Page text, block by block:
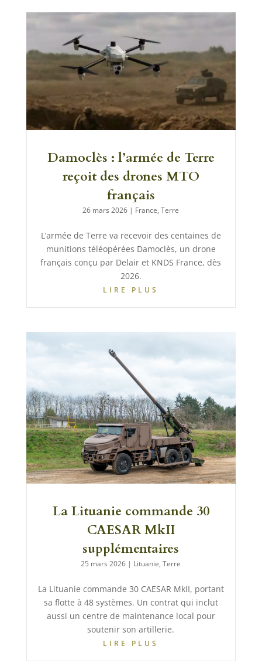
Damoclès : l’armée de Terre
reçoit des drones MTO
français
26 mars 2026 | France,Terre
L’armée de Terre va recevoir des centaines de
munitions téléopérées Damoclès, un drone
français conçu par Delair et KNDS France, dès
2026.
LIRE PLUS
La Lituanie commande 30
CAESAR MkII
supplémentaires
25 mars 2026 | Lituanie,Terre
La Lituanie commande 30 CAESAR MkII, portant
sa flotte à 48 systèmes. Un contrat qui inclut
aussi un centre de maintenance local pour
soutenir son artillerie.
LIRE PLUS